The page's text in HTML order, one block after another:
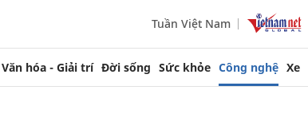
Tuần Việt Nam
Văn hóa - Giải trí Đời sống Sức khỏe Công nghệ Xe